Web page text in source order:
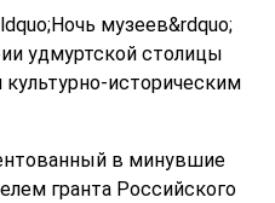
музеев&rdquo;
удмуртской столицы
историческим
в минувшие
гранта Российского